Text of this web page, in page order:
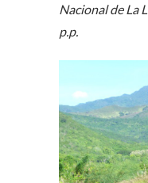
Nacional de La
p.p.